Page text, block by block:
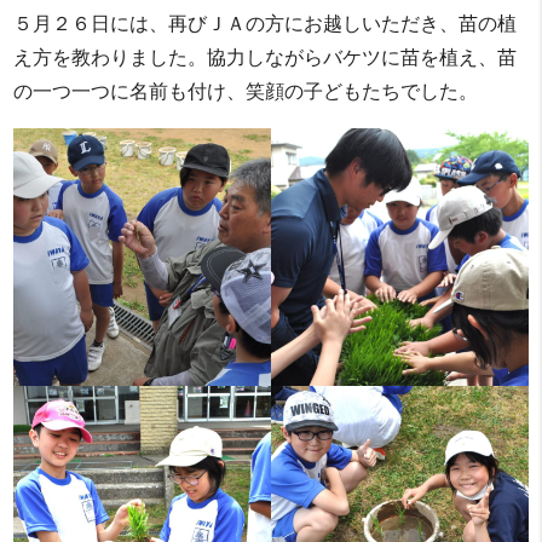
５月２６日には、再びＪＡの方にお越しいただき、苗の植
え方を教わりました。協力しながらバケツに苗を植え、苗
の一つ一つに名前も付け、笑顔の子どもたちでした。